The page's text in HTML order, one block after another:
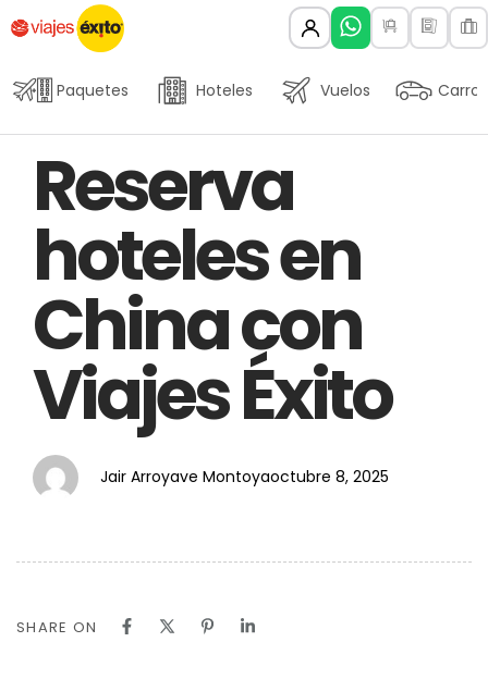
Paquetes Hoteles Vuelos Carros
IN:
Reserva
hoteles en
China con
Viajes Éxito
Jair Arroyave Montoya
on:
octubre 8, 2025
SHARE ON